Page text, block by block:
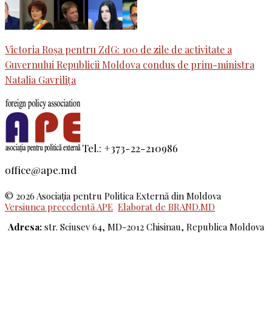
Victoria Roșa pentru ZdG: 100 de zile de activitate a
Guvernului Republicii Moldova condus de prim-ministra
Natalia Gavrilița
Tel.: +373-22-210986
office@ape.md
© 2026 Asociaţia pentru Politica Externă din Moldova
Versiunea precedentă APE Elaborat de BRAND.MD
Adresa: str. Sciusev 64, MD-2012 Chisinau, Republica Moldova